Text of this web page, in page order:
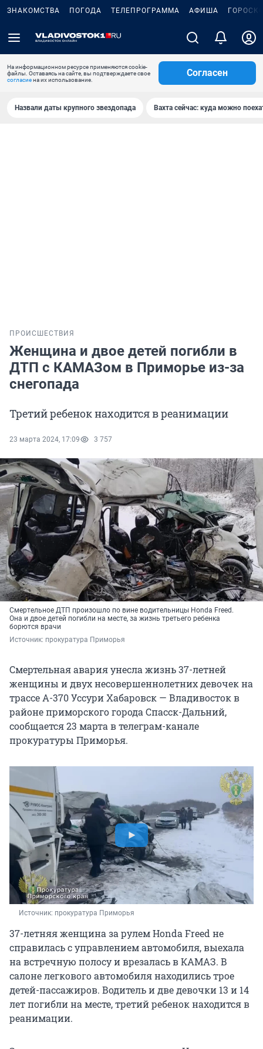
ЗНАКОМСТВА ПОГОДА ТЕЛЕПРОГРАММА АФИША
На информационном ресурсе применяются cookie-
файлы. Оставаясь на сайте, вы подтверждаете свое
согласиена их использование.
Согласен
Назвали даты крупного звездопада Вахта сейчас: куда можно
ПРОИСШЕСТВИЯ
Женщина и двое детей погибли в
ДТП с КАМАЗом в Приморье из-за
снегопада
Третий ребенок находится в реанимации
23 марта 2024, 17:09 3 757
Смертельное ДТП произошло по вине водительницы Honda Freed.
Она и двое детей погибли на месте, за жизнь третьего ребенка
борются врачи
Источник: прокуратура Приморья
Смертельная авария унесла жизнь 37-летней
женщины и двух несовершеннолетних девочек на
трассе А-370 Уссури Хабаровск — Владивосток в
районе приморского города Спасск-Дальний,
сообщается 23 марта в телеграм-канале
прокуратуры Приморья.
Источник: прокуратура Приморья
37-летняя женщина за рулем Honda Freed не
справилась с управлением автомобиля, выехала
на встречную полосу и врезалась в КАМАЗ. В
салоне легкового автомобиля находились трое
детей-пассажиров. Водитель и две девочки 13 и 14
лет погибли на месте, третий ребенок находится в
реанимации.